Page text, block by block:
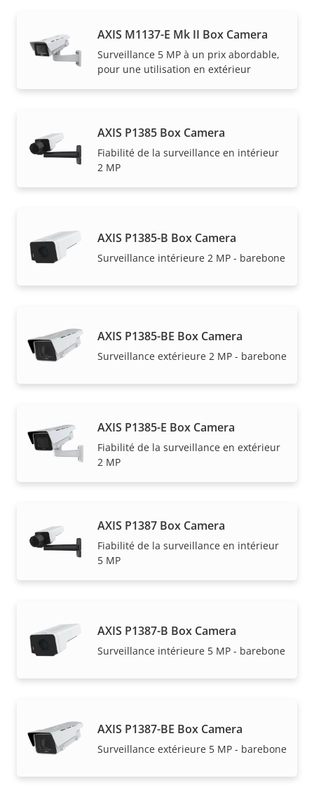
AXIS M1137-E Mk II Box Camera
Surveillance 5 MP à un prix abordable,
pour une utilisation en extérieur
AXIS P1385 Box Camera
Fiabilité de la surveillance en intérieur
2 MP
AXIS P1385-B Box Camera
Surveillance intérieure 2 MP - barebone
AXIS P1385-BE Box Camera
Surveillance extérieure 2 MP - barebone
AXIS P1385-E Box Camera
Fiabilité de la surveillance en extérieur
2 MP
AXIS P1387 Box Camera
Fiabilité de la surveillance en intérieur
5 MP
AXIS P1387-B Box Camera
Surveillance intérieure 5 MP - barebone
AXIS P1387-BE Box Camera
Surveillance extérieure 5 MP - barebone